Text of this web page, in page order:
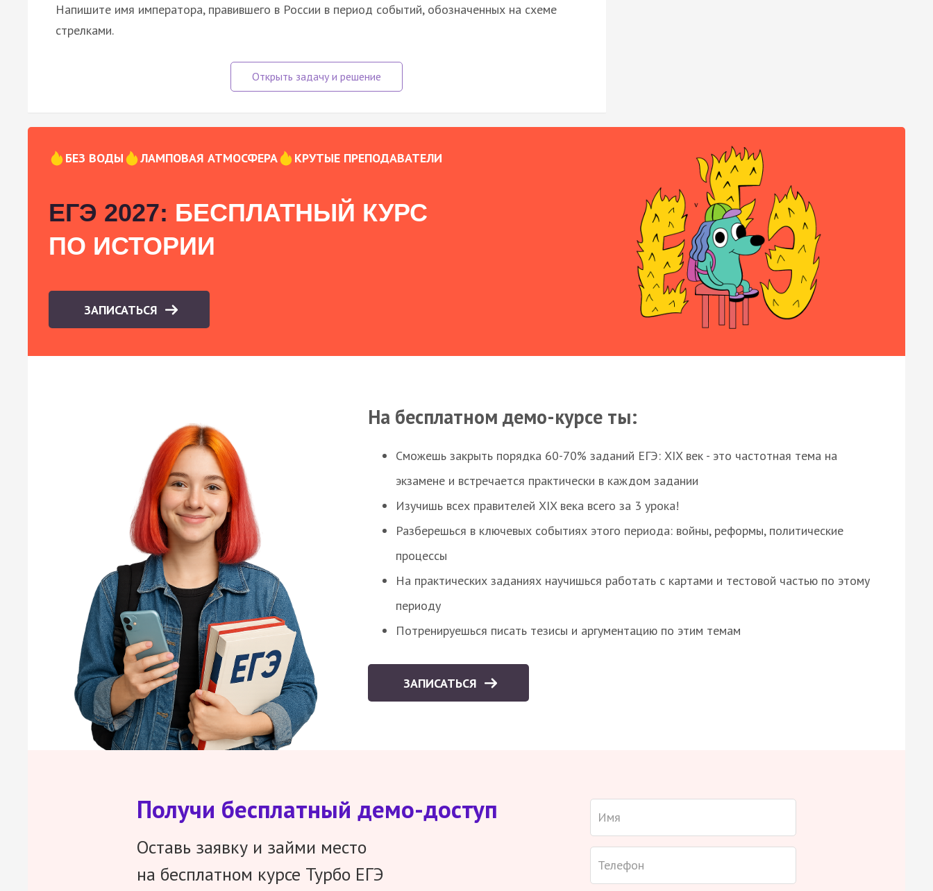
Напишите имя императора, правившего в России в период событий, обозначенных на схеме
стрелками.
БЕЗ ВОДЫ ЛАМПОВАЯ АТМОСФЕРА КРУТЫЕ ПРЕПОДАВАТЕЛИ
ЕГЭ 2027: БЕСПЛАТНЫЙ КУРС
ПО ИСТОРИИ
ЗАПИСАТЬСЯ
На бесплатном демо-курсе ты:
Сможешь закрыть порядка 60-70% заданий ЕГЭ: XIX век - это частотная тема на
экзамене и встречается практически в каждом задании
Изучишь всех правителей XIX века всего за 3 урока!
Разберешься в ключевых событиях этого периода: войны, реформы, политические
процессы
На практических заданиях научишься работать с картами и тестовой частью по этому
периоду
Потренируешься писать тезисы и аргументацию по этим темам
ЗАПИСАТЬСЯ
Получи бесплатный демо-доступ
Оставь заявку и займи место
на бесплатном курсе Турбо ЕГЭ